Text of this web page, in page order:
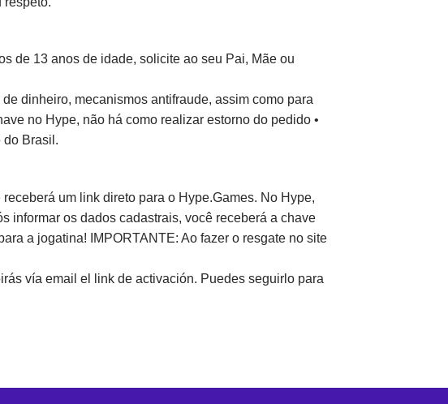
de 13 anos de idade, solicite ao seu Pai, Mãe ou
dinheiro, mecanismos antifraude, assim como para
no Hype, não há como realizar estorno do pedido •
do Brasil.
um link direto para o Hype.Games. No Hype,
informar os dados cadastrais, você receberá a chave
a jogatina! IMPORTANTE: Ao fazer o resgate no site
vía email el link de activación. Puedes seguirlo para